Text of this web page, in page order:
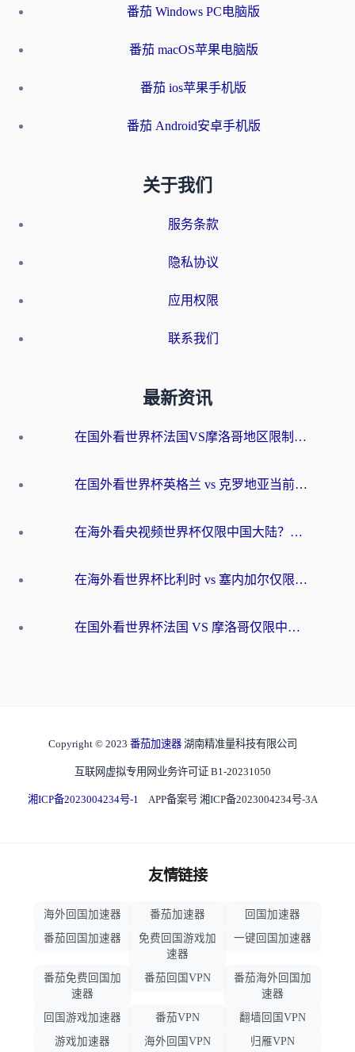
番茄 Windows PC电脑版
番茄 macOS苹果电脑版
番茄 ios苹果手机版
番茄 Android安卓手机版
关于我们
服务条款
隐私协议
应用权限
联系我们
最新资讯
在国外看世界杯法国VS摩洛哥地区限制？这篇指南让你流畅看中文解说无压力
在国外看世界杯英格兰 vs 克罗地亚当前地区不可播放？这篇指南帮你搞定所有海外观赛难题
在海外看央视频世界杯仅限中国大陆？这篇指南帮你解锁中文解说+无卡顿直播
在海外看世界杯比利时 vs 塞内加尔仅限中国大陆？我找到了最流畅的中文解说之路
在国外看世界杯法国 VS 摩洛哥仅限中国大陆？海外党这样看中文解说赛事不卡顿
Copyright © 2023 番茄加速器 湖南精准量科技有限公司
互联网虚拟专用网业务许可证 B1-20231050
湘ICP备2023004234号-1 APP备案号 湘ICP备2023004234号-3A
友情链接
海外回国加速器 番茄加速器
回国加速器
番茄回国加速器
免费回国游戏加
速器
一键回国加速器
番茄免费回国加
速器
番茄回国VPN
番茄海外回国加
速器
回国游戏加速器
番茄VPN
翻墙回国VPN
游戏加速器
海外回国VPN 归雁VPN